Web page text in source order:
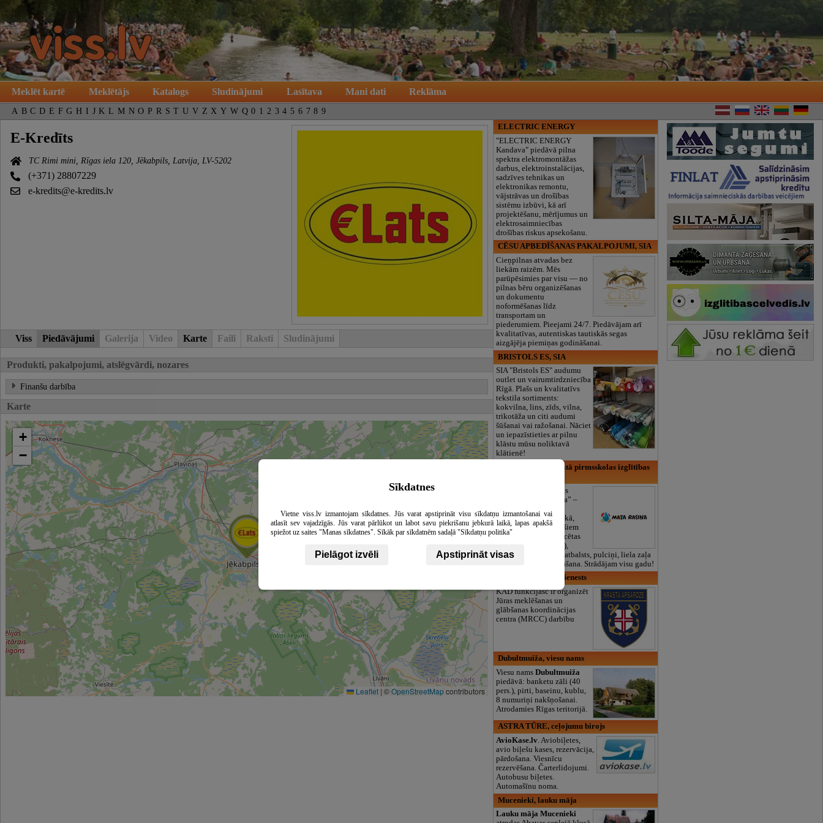
Meklēt kartē Meklētājs Katalogs Sludinājumi Lasītava Mani dati Reklāma
A B C D E F G H I J K L M N O P R S T U V Z X Y W Q 0 1 2 3 4 5 6 7 8 9
E-Kredīts
TC Rimi mini, Rīgas iela 120, Jēkabpils, Latvija, LV-5202
(+371) 28807229
e-kredits@e-kredits.lv
Viss Piedāvājumi Galerija Video Karte Faili Raksti Sludinājumi
Produkti, pakalpojumi, atslēgvārdi, nozares
Finanšu darbība
Karte
+
−
Leaflet | ©OpenStreetMapcontributors
ELECTRIC ENERGY
"ELECTRIC ENERGY
Kandava" piedāvā pilna
spektra elektromontāžas
darbus, elektroinstalācijas,
sadzīves tehnikas un
elektronikas remontu,
vājstrāvas un drošības
sistēmu izbūvi, kā arī
projektēšanu, mērījumus un
elektrosaimniecības
drošības riskus apsekošanu.
CĒSU APBEDĪŠANAS PAKALPOJUMI, SIA
Cieņpilnas atvadas bez
liekām raizēm. Mēs
parūpēsimies par visu — no
pilnas bēru organizēšanas
un dokumentu
noformēšanas līdz
transportam un
piederumiem. Pieejami 24/7. Piedāvājam arī
kvalitatīvas, autentiskas tautiskās segas
aizgājēja piemiņas godināšanai.
BRISTOLS ES, SIA
SIA "Bristols ES" audumu
outlet un vairumtirdzniecība
Rīgā. Plašs un kvalitatīvs
tekstila sortiments:
kokvilna, lins, zīds, vilna,
trikotāža un citi audumi
šūšanai vai ražošanai. Nāciet
un iepazīstieties ar pilnu
klāstu mūsu noliktavā
klātienē!
Maza Rasiņa, privātā pirmsskolas izglītības
Pirmsskolas izglītības
iestāde “Maza Rasiņa” –
Pārdaugavā, Zasulaukā,
bērniem no 10 mēnešiem
līdz 6 gadiem. Licencētas
programmas (LV/RU),
logopēds, speciālais atbalsts, pulciņi, liela zaļa
teritorija un 3x ēdināšana. Strādājam visu gadu!
Krasta apsardzes dienests
KAD funkcijasc ir organizēt
Jūras meklēšanas un
glābšanas koordinācijas
centra (MRCC) darbību
Dubultmuiža, viesu nams
Viesu namsDubultmuiža
piedāvā: banketu zāli (40
pers.), pirti, baseinu, kublu,
8 numuriņi nakšņošanai.
Atrodamies Rīgas teritorijā.
ASTRA TŪRE, ceļojumu birojs
AvioKase.lv. Aviobiļetes,
avio biļešu kases, rezervācija,
pārdošana. Viesnīcu
rezervēšana. Čarterlidojumi.
Autobusu biļetes.
Automašīnu noma.
Mucenieki, lauku māja
Lauku māja Mucenieki
Sīkdatnes
Vietne viss.lv izmantojam sīkdatnes. Jūs varat apstiprināt visu sīkdatņu izmantošanai vai
atlasīt sev vajadzīgās. Jūs varat pārlūkot un labot savu piekrišanu jebkurā laikā, lapas apakšā
spiežot uz saites "Manas sīkdatnes". Sīkāk par sīkdatnēm sadaļā "Sīkdatņu politika"
Pielāgot izvēli Apstiprināt visas